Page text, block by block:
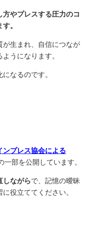
方やプレスする圧力のコ
。
が生まれ、自信につなが
うになります。
なるのです。
ンプレス協会による
一部を公開しています。
しながらで、記憶の曖昧
役立ててください。